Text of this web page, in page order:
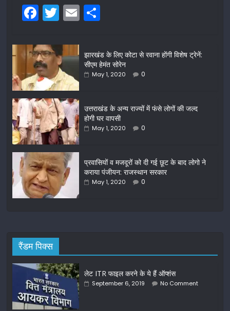
F
a
c
e
b
o
o
k
T
w
itt
er
E
m
ar
e
झारखंड के लिए कोटा से रवाना होंगी विशेष ट्रेनें:
सीएम हेमंत सोरेन
May 1, 2020 0
उत्तराखंड के अन्य राज्यों में फंसे लोगों की जल्द
होगी घर वापसी
May 1, 2020 0
प्रवासियों व मजदूरों को दी गई छूट के बाद लोगो ने
कराया पंजीयन: राजस्थान सरकार
May 1, 2020 0
रैंडम पिक्स
लेट ITR फाइल करने के ये हैं ऑप्‍शंस
September 6, 2019 No Comment